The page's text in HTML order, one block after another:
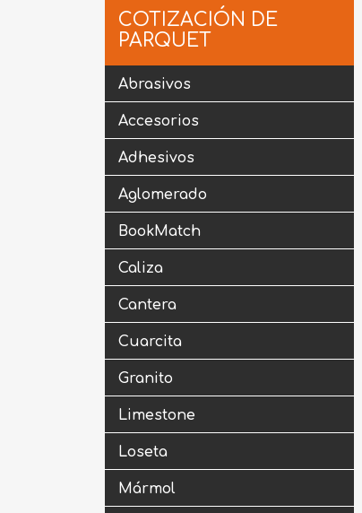
COTIZACIÓN DE
PARQUET
Abrasivos
Accesorios
Adhesivos
Aglomerado
BookMatch
Caliza
Cantera
Cuarcita
Granito
Limestone
Loseta
Mármol